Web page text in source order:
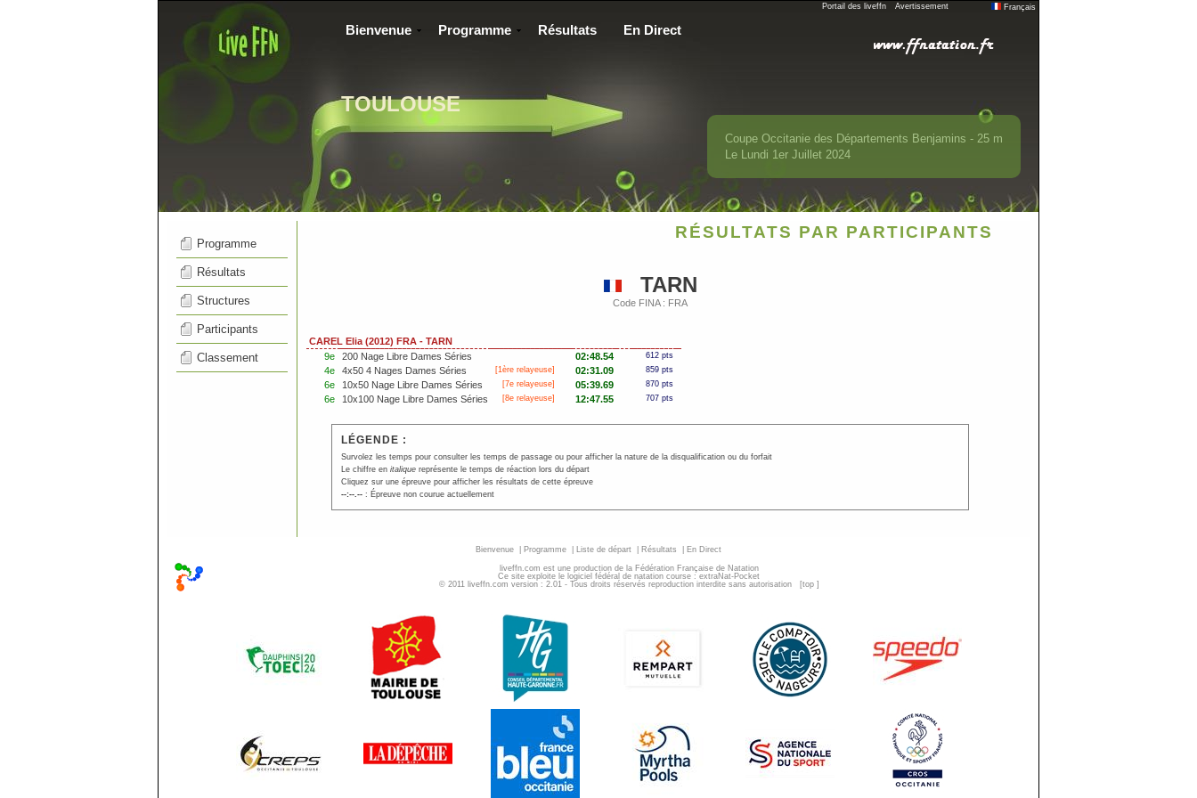
Portail des liveffn Avertissement Français
TOULOUSE
Coupe Occitanie des Départements Benjamins - 25 m
Le Lundi 1er Juillet 2024
Bienvenue Programme Résultats En Direct
Programme
Résultats
Structures
Participants
Classement
RÉSULTATS PAR PARTICIPANTS
TARN
Code FINA : FRA
CAREL Elia (2012) FRA - TARN
9e
200 Nage Libre Dames Séries 02:48.54 612 pts
4e 4x50 4 Nages Dames Séries [1ère relayeuse] 02:31.09 859 pts
6e 10x50 Nage Libre Dames Séries [7e relayeuse] 05:39.69 870 pts
6e 10x100 Nage Libre Dames Séries [8e relayeuse] 12:47.55 707 pts
LÉGENDE :
Survolez les temps pour consulter les temps de passage ou pour afficher la nature de la disqualification ou du forfait
Le chiffre en italiquereprésente le temps de réaction lors du départ
Cliquez sur une épreuve pour afficher les résultats de cette épreuve
--:--.--: Épreuve non courue actuellement
Bienvenue Programme Liste de départ Résultats En Direct
liveffn.com est une production de la Fédération Française de Natation
Ce site exploite le logiciel fédéral de natation course : extraNat-Pocket
© 2011 liveffn.com version : 2.01 - Tous droits réservés reproduction interdite sans autorisation
[top ]